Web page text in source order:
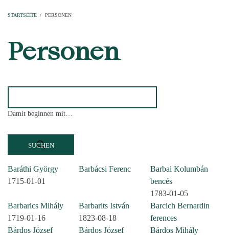
STARTSEITE / PERSONEN
Personen
Damit beginnen mit…
Baráthi György
1715-01-01
Barbácsi Ferenc
Barbai Kolumbán
bencés
1783-01-05
Barbarics Mihály
1719-01-16
Barbarits István
1823-08-18
Barcich Bernardin
ferences
Bárdos József
Bárdos József
Bárdos Mihály